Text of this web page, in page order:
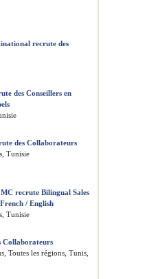
recrute des
des Conseillers en
des Collaborateurs
Tunisie
recrute Bilingual Sales
/ English
Tunisie
Collaborateurs
Toutes les régions, Tunis,